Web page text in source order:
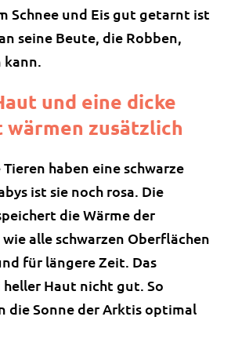
Schnee und Eis gut getarnt ist
seine Beute, die Robben,
und eine dicke
zusätzlich
haben eine schwarze
ist sie noch rosa. Die
die Wärme der
alle schwarzen Oberflächen
für längere Zeit. Das
Haut nicht gut. So
die Sonne der Arktis optimal